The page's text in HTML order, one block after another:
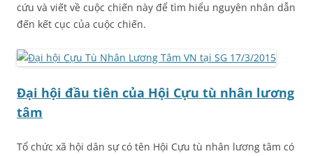
cứu và viết về cuộc chiến này để tìm hiểu nguyên nhân dẫn
đến kết cục của cuộc chiến.
Đại hội đầu tiên của Hội Cựu tù nhân lương
tâm
Tổ chức xã hội dân sự có tên Hội Cựu tù nhân lương tâm có